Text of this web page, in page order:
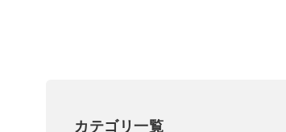
カテゴリ一覧